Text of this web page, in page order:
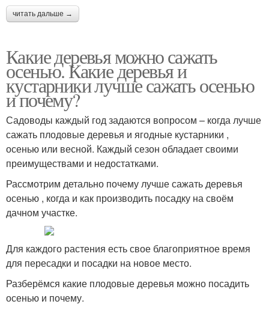
читать дальше →
Какие деревья можно сажать
осенью. Какие деревья и
кустарники лучше сажать осенью
и почему?
Садоводы каждый год задаются вопросом – когда лучше
сажать плодовые деревья и ягодные кустарники ,
осенью или весной. Каждый сезон обладает своими
преимуществами и недостатками.
Рассмотрим детально почему лучше сажать деревья
осенью , когда и как производить посадку на своём
дачном участке.
Для каждого растения есть свое благоприятное время
для пересадки и посадки на новое место.
Разберёмся какие плодовые деревья можно посадить
осенью и почему.